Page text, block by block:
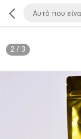
2/ 3